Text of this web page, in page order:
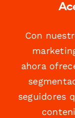
Con
ahora
seguidores